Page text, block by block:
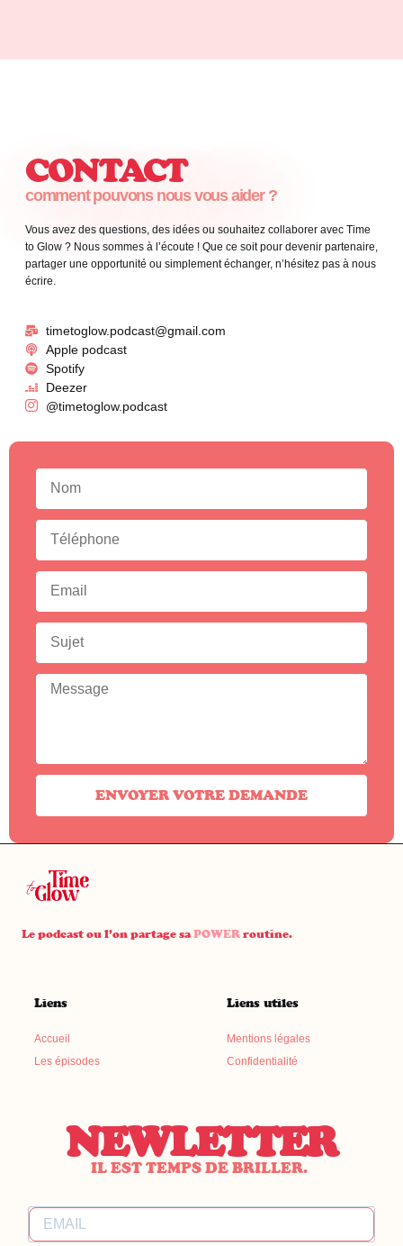
CONTACT
comment pouvons nous vous aider ?
Vous avez des questions, des idées ou souhaitez collaborer avec Time
to Glow ? Nous sommes à l’écoute ! Que ce soit pour devenir partenaire,
partager une opportunité ou simplement échanger, n’hésitez pas à nous
écrire.
timetoglow.podcast@gmail.com
Apple podcast
Spotify
Deezer
@timetoglow.podcast
ENVOYER VOTRE DEMANDE
Le podcast ou l’on partage sa POWER routine.
Liens
Accueil
Les épisodes
Liens utiles
Mentions légales
Confidentialité
NEWLETTER
IL EST TEMPS DE BRILLER.